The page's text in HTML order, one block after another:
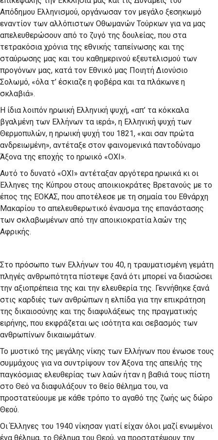
Απόδημου Ελληνισμού, οργάνωσαν τον μεγάλο ξεσηκωμό
εναντίον των αλλόπιστων Οθωμανών Τούρκων για να μας
απελευθερώσουν από το ζυγό της δουλείας, που στα
τετρακόσια χρόνια της εθνικής ταπείνωσης και της
σταύρωσης μας και του καθημερινού εξευτελισμού των
προγόνων μας, κατά τον Εθνικό μας Ποιητή Διονύσιο
Σολωμό, «όλα τ’ έσκιαζε η φοβέρα και τα πλάκωνε η
σκλαβιά».
Η ίδια λοιπόν ηρωική Ελληνική ψυχή, «απ’ τα κόκκαλα
βγαλμένη των Ελλήνων τα ιερά», η Ελληνική ψυχή των
Θερμοπυλών, η ηρωική ψυχή του 1821, «και σαν πρώτα
ανδρειωμένη», αντέταξε στον φαινομενικά παντοδύναμο
Άξονα της εποχής το ηρωικό «ΟΧΙ».
Αυτό το δυνατό «ΟΧΙ» αντέταξαν αργότερα ηρωικά κι οι
Έλληνες της Κύπρου στους αποικιοκράτες Βρετανούς με το
έπος της ΕΟΚΑΣ, που αποτέλεσε με τη σημαία του Εθνάρχη
Μακαρίου το απελευθερωτικό έναυσμα της επανάστασης
των σκλαβωμένων από την αποικιοκρατία λαών της
Αφρικής.
Στο πρόσωπο των Ελλήνων του 40, η τραυματισμένη γεμάτη
πληγές ανθρωπότητα πίστεψε ξανά ότι μπορεί να διασώσει
την αξιοπρέπεια της και την ελευθερία της. Γεννήθηκε ξανά
στις καρδιές των ανθρώπων η ελπίδα για την επικράτηση
της δικαιοσύνης και της διαφυλάξεως της πραγματικής
ειρήνης, που εκφράζεται ως ισότητα και σεβασμός των
ανθρωπίνων δικαιωμάτων.
Το μυστικό της μεγάλης νίκης των Ελλήνων που ένωσε τους
συμμάχους για να συντρίψουν τον Άξονα της απειλής της
παγκόσμιας ελευθερίας των λαών ήταν η βαθιά τους πίστη
στο Θεό να διαφυλάξουν το θείο θέλημα του, να
προστατεύουμε με κάθε τρόπο το αγαθό της ζωής ως δώρο
Θεού.
Oι Έλληνες του 1940 νίκησαν γιατί είχαν όλοι μαζί ενωμένοι
ένα θέλημα, το Θέλημα του Θεού, να προστατέψουν την